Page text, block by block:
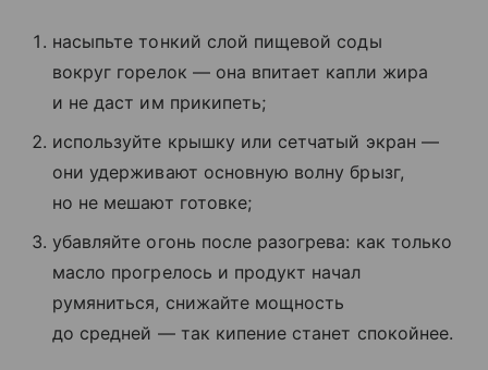
насыпьте тонкий слой пищевой соды
вокруг горелок — она впитает капли жира
и не даст им прикипеть;
используйте крышку или сетчатый экран —
они удерживают основную волну брызг,
но не мешают готовке;
убавляйте огонь после разогрева: как только
масло прогрелось и продукт начал
румяниться, снижайте мощность
до средней — так кипение станет спокойнее.